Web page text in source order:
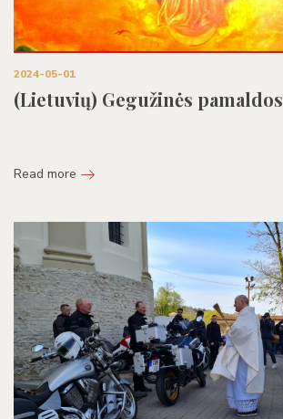
2024-05-01
(Lietuvių) Gegužinės pamaldos
Read more